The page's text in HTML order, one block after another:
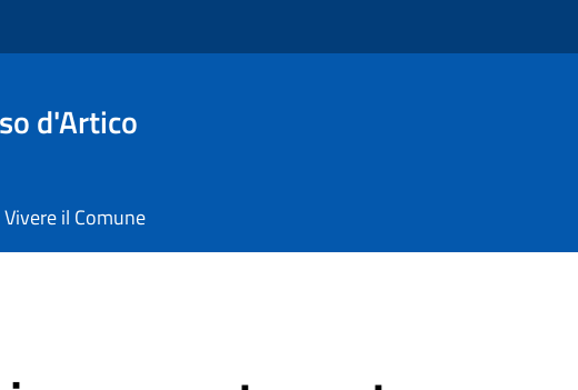
d'Artico
Vivere il Comune